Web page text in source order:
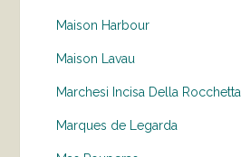
Maison Harbour
Maison Lavau
Marchesi Incisa Della Rocchetta
Marques de Legarda